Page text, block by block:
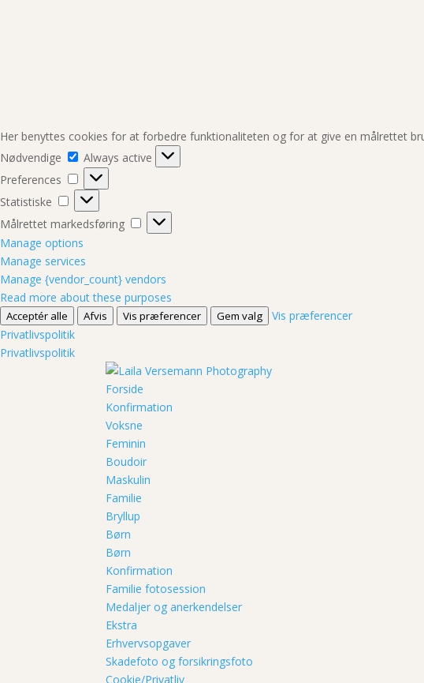
Her benyttes cookies for at forbedre funktionaliteten og for at give en målrettet
Nødvendige
Nødvendige
Always active
Preferences
Preferences
Statistiske
Statistiske
Målrettet markedsføring
Målrettet
markedsføring
Manage options
Manage services
Manage {vendor_count} vendors
Read more about these purposes
Acceptér alle Afvis Vis præferencer Gem valg
Vis præferencer
Privatlivspolitik
Privatlivspolitik
Forside
Konfirmation
Voksne
Feminin
Boudoir
Maskulin
Familie
Bryllup
Børn
Børn
Konfirmation
Familie fotosession
Medaljer og anerkendelser
Ekstra
Erhvervsopgaver
Skadefoto og forsikringsfoto
Cookie/Privatliv